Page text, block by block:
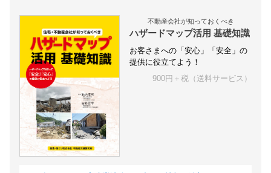
不動産会社が知っておくべき
ハザードマップ活用 基礎知識
お客さまへの「安心」「安全」の
提供に役立てよう！
900円＋税（送料サービス）